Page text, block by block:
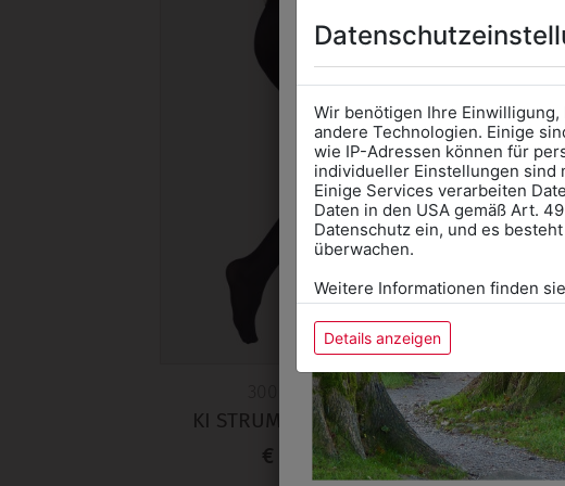
300001138
KI STRUMPFHOSE BW
€ 8,90
KI
Wir benötigen Ihre
andere Technologien. Einige
wie IP-Adressen können für
individueller Einstellungen sind
Einige Services verarbeiten
Daten in den USA gemäß Art.
Datenschutz ein, und es
überwachen.
Weitere Informationen finden
Details anzeigen